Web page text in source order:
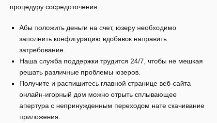
процедуру сосредоточения.
Абы положить деньги на счет, юзеру необходимо
заполнить конфигурацию вдобавок направить
затребование.
Наша служба поддержки трудится 24/7, чтобы не мешкая
решать различные проблемы юзеров.
Получите и распишитесь главной странице веб-сайта
онлайн-игорный дом можно отрыть сплывающее
апертура с непринужденным переходом нате скачивание
приложения.